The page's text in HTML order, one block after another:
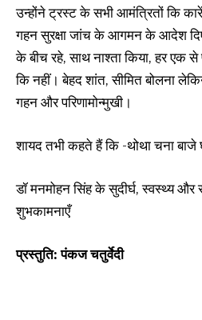
उन्होंने ट्रस्ट के सभी आमंत्रितों कि
गहन सुरक्षा जांच के आगमन के आदेश
के बीच रहे, साथ नाश्ता किया, हर एक
कि नहीं। बेहद शांत, सीमित बोलना
गहन और परिणामोन्मुखी।
शायद तभी कहते हैं कि -थोथा चना बाजे
डॉ मनमोहन सिंह के सुदीर्घ, स्वस्थ्य
शुभकामनाएँ
प्रस्तुति: पंकज चतुर्वेदी